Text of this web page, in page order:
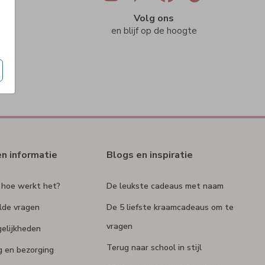
Volg ons
en blijf op de hoogte
informatie
werkt het?
vragen
en bezorging
Blogs en inspiratie
De leukste cadeaus met naam
De 5 liefste kraamcadeaus om te
vragen
Terug naar school in stijl